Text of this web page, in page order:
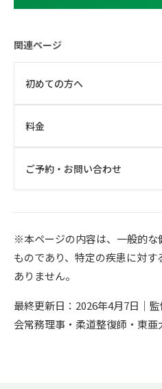
関連ページ
初めての方へ
料金
ご予約・お問い合わせ
※本ページの内容は、一般的な
ものであり、特定の疾患に対
ありません。
最終更新日：2026年4月7日｜
会常務理事・柔道整復師・東亜